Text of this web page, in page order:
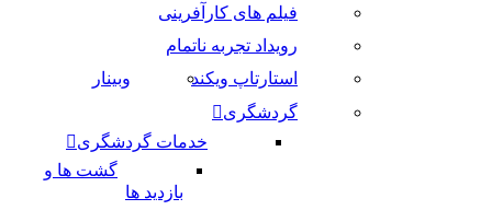
فیلم های کارآفرینی
رویداد تجربه ناتمام
استارتاپ ویکند
وبینار
گردشگری
خدمات گردشگری
گشت ها و
بازدید ها